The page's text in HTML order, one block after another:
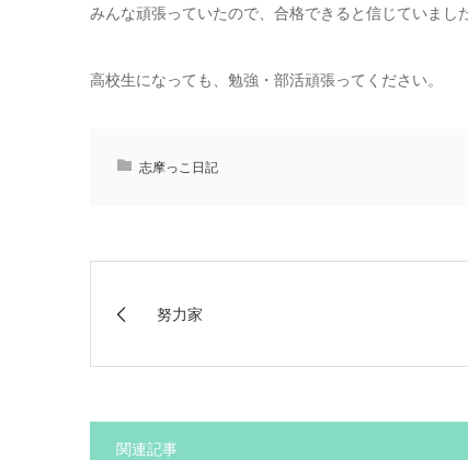
みんな頑張っていたので、合格できると信じていました
高校生になっても、勉強・部活頑張ってください。
志摩っこ日記
努力家
関連記事